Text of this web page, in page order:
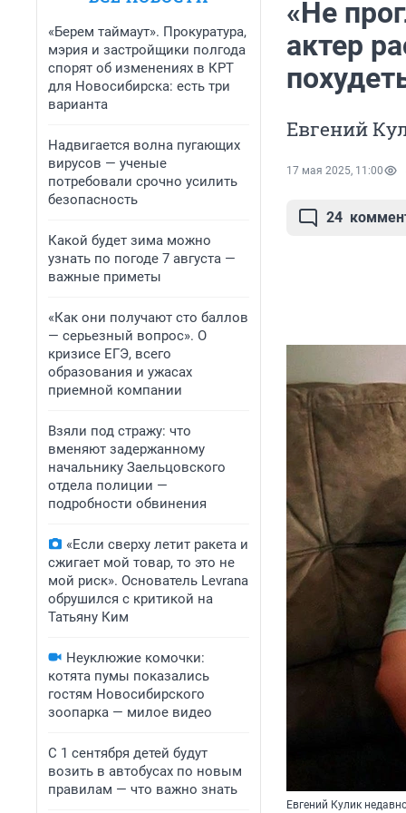
«Берем таймаут». Прокуратура,
мэрия и застройщики полгода
спорят об изменениях в КРТ
для Новосибирска: есть три
варианта
Надвигается волна пугающих
вирусов — ученые
потребовали срочно усилить
безопасность
Какой будет зима можно
узнать по погоде 7 августа —
важные приметы
«Как они получают сто баллов
— серьезный вопрос». О
кризисе ЕГЭ, всего
образования и ужасах
приемной компании
Взяли под стражу: что
вменяют задержанному
начальнику Заельцовского
отдела полиции —
подробности обвинения
«Если сверху летит ракета и
сжигает мой товар, то это не
мой риск». Основатель Levrana
обрушился с критикой на
Татьяну Ким
Неуклюжие комочки:
котята пумы показались
гостям Новосибирского
зоопарка — милое видео
С 1 сентября детей будут
возить в автобусах по новым
правилам — что важно знать
«Не
актер
Евгений
17 мая 2025, 11:00
24
Евгений Кулик